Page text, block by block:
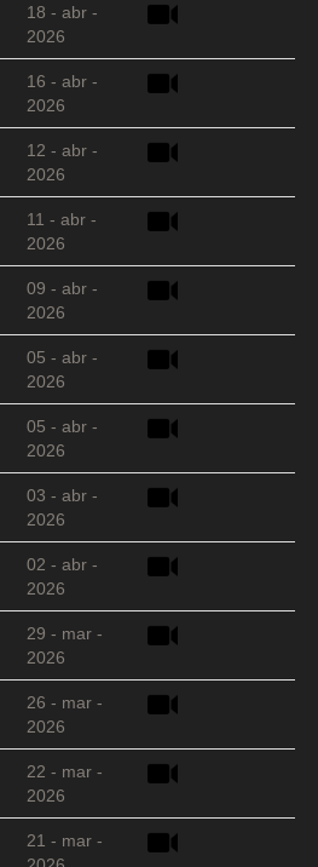
18 - abr -
2026
16 - abr -
2026
12 - abr -
2026
11 - abr -
2026
09 - abr -
2026
05 - abr -
2026
05 - abr -
2026
03 - abr -
2026
02 - abr -
2026
29 - mar -
2026
26 - mar -
2026
22 - mar -
2026
21 - mar -